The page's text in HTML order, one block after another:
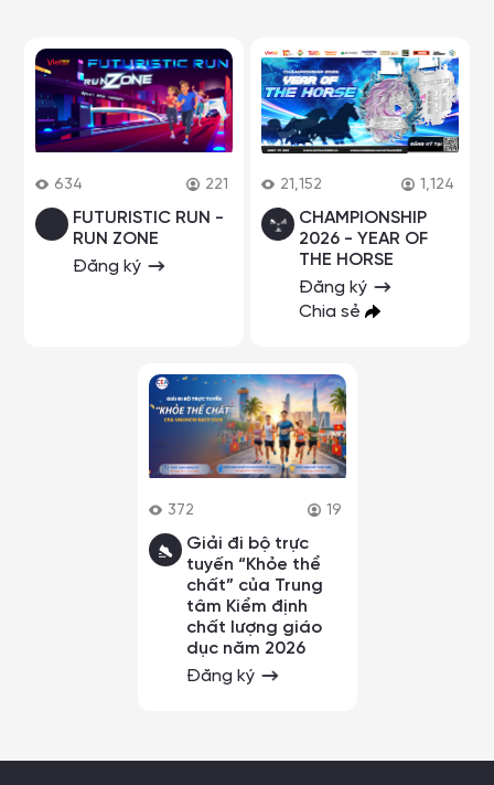
634 221
FUTURISTIC RUN -
RUN ZONE
Đăng ký
21,152 1,124
CHAMPIONSHIP
2026 - YEAR OF
THE HORSE
Đăng ký
Chia sẻ
372 19
Giải đi bộ trực
tuyến “Khỏe thể
chất” của Trung
tâm Kiểm định
chất lượng giáo
dục năm 2026
Đăng ký